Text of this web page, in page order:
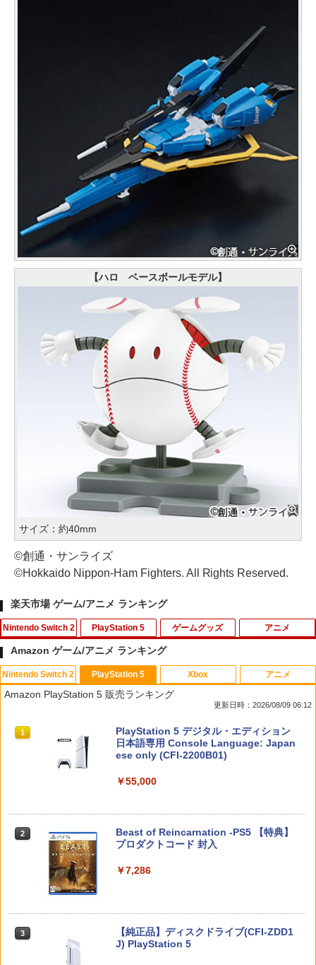
【ハロ ベースボールモデル】
サイズ：約40mm
©創通・サンライズ
©Hokkaido Nippon-Ham Fighters. All Rights Reserved.
楽天市場 ゲーム/アニメ ランキング
Nintendo Switch 2
1 Joy-Con 2 充電グリップ
任天堂 【Switch2】スプラトゥーン レイ
PlayStation 5
1
Call of Duty： Black Ops 6 PS5ソフ
ト Z指定
【中古】FINAL FANTASY XVIソフト:プ
￥2,320
ラス 保護ケース ハードケース 収納バッ
グ 軽量 手提げかばん 液晶保護高透過率
ゲームグッズ
1 【中古】ぷよぷよ通 決定盤
U!パック VOL.8
【中古】グランツーリスモ4
【中古】I.Q FINAL
アニメ
Amazon ゲーム/アニメ ランキング
Nintendo Switch 2
1
スプラトゥーン レイダース|オンライン
コード版
2 スプラトゥーン レイダース -Switch2
3 Nintendo Switch 2(日本語・国内専用)
PlayStation 5
Amazon PlayStation 5 販売ランキング
更新日時：2026/08/09 06:12
1
PlayStation 5 デジタル・エディション
日本語専用 Console Language: Japan
ese only (CFI-2200B01)
￥55,000
2
Beast of Reincarnation -PS5 【特典】
プロダクトコード 封入
￥7,286
3
【純正品】ディスクドライブ(CFI-ZDD1
J) PlayStation 5
Xbox アニメ